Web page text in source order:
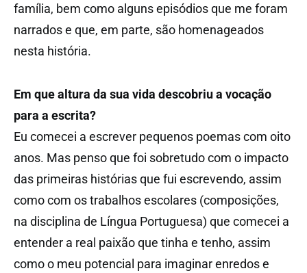
família, bem como alguns episódios que me foram
narrados e que, em parte, são homenageados
nesta história.
Em que altura da sua vida descobriu a vocação
para a escrita?
Eu comecei a escrever pequenos poemas com oito
anos. Mas penso que foi sobretudo com o impacto
das primeiras histórias que fui escrevendo, assim
como com os trabalhos escolares (composições,
na disciplina de Língua Portuguesa) que comecei a
entender a real paixão que tinha e tenho, assim
como o meu potencial para imaginar enredos e